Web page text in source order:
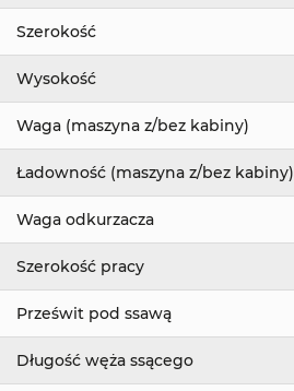
Szerokość
Wysokość
Waga (maszyna z/bez kabiny)
Ładowność (maszyna z/bez kabiny)
Waga odkurzacza
Szerokość pracy
Prześwit pod ssawą
Długość węża ssącego